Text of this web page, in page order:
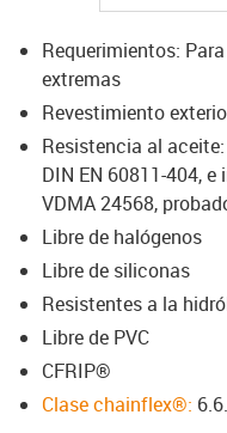
Requerimientos:
extremas
Revestimiento
Resistencia al
DIN EN 60811-404,
VDMA 24568,
Libre de halógenos
Libre de siliconas
Resistentes a la
Libre de PVC
CFRIP®
Clase chainflex®: